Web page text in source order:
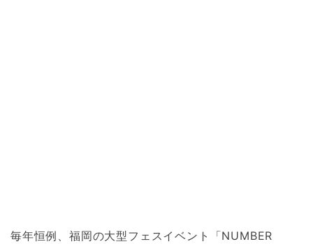
毎年恒例、福岡の大型フェスイベント「NUMBER